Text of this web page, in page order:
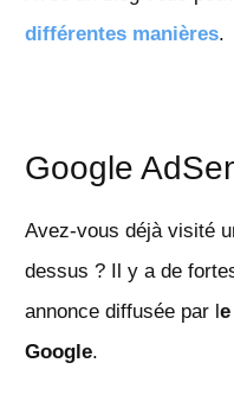
différentes manières.
Google
Avez-vous déjà visité
dessus ? Il y a de
annonce diffusée par l
Google.